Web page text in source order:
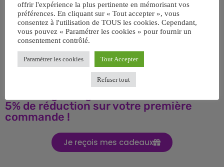
Inscrivez-vous gratuitement pour
recevoir votre guide BARF gratuit !
Vous voulez savoir comment bien nourrir votre chien ou chat
avec le BARF ? Inscrivez-vous pour recevoir
GRATUIT SUR LE BARF EN PDF immédiatement
5% de réduction sur votre première
commande !
Je reçois mes cadeaux
offrir l'expérience la plus pertinente en mémorisant vos
préférences. En cliquant sur « Tout accepter », vous
consentez à l'utilisation de TOUS les cookies. Cependant,
vous pouvez « Paramétrer les cookies » pour fournir un
consentement contrôlé.
Paramétrer les cookies Tout Accepter
Refuser tout